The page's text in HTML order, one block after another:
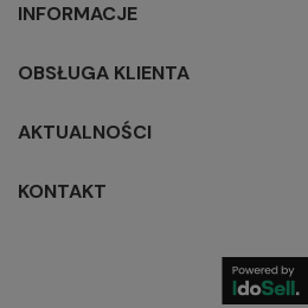
INFORMACJE
OBSŁUGA KLIENTA
AKTUALNOŚCI
KONTAKT